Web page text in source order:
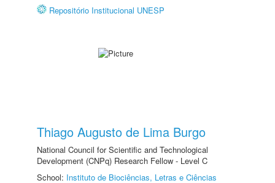
Repositório Institucional UNESP
Thiago Augusto de Lima Burgo
National Council for Scientific and Technological
Development (CNPq) Research Fellow - Level C
School: Instituto de Biociências, Letras e Ciências